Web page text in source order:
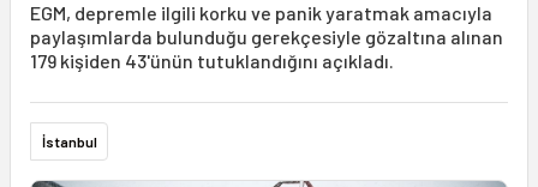
EGM, depremle ilgili korku ve panik yaratmak amacıyla
paylaşımlarda bulunduğu gerekçesiyle gözaltına alınan
179 kişiden 43'ünün tutuklandığını açıkladı.
İstanbul